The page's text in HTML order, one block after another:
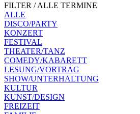
FILTER / ALLE TERMINE
ALLE
DISCO/PARTY
KONZERT
FESTIVAL
THEATER/TANZ
COMEDY/KABARETT
LESUNG/VORTRAG
SHOW/UNTERHALTUNG
KULTUR
KUNST/DESIGN
FREIZEIT